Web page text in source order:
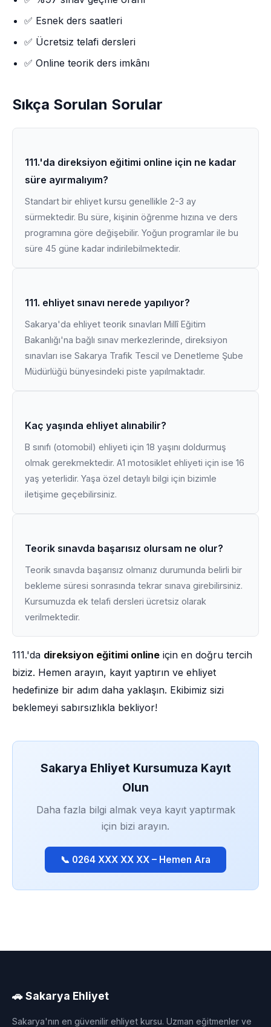
✅ Esnek ders saatleri
✅ Ücretsiz telafi dersleri
✅ Online teorik ders imkânı
Sıkça Sorulan Sorular
111.'da direksiyon eğitimi online için ne kadar
süre ayırmalıyım?
Standart bir ehliyet kursu genellikle 2-3 ay
sürmektedir. Bu süre, kişinin öğrenme hızına ve ders
programına göre değişebilir. Yoğun programlar ile bu
süre 45 güne kadar indirilebilmektedir.
111. ehliyet sınavı nerede yapılıyor?
Sakarya'da ehliyet teorik sınavları Millî Eğitim
Bakanlığı'na bağlı sınav merkezlerinde, direksiyon
sınavları ise Sakarya Trafik Tescil ve Denetleme Şube
Müdürlüğü bünyesindeki piste yapılmaktadır.
Kaç yaşında ehliyet alınabilir?
B sınıfı (otomobil) ehliyeti için 18 yaşını doldurmuş
olmak gerekmektedir. A1 motosiklet ehliyeti için ise 16
yaş yeterlidir. Yaşa özel detaylı bilgi için bizimle
iletişime geçebilirsiniz.
Teorik sınavda başarısız olursam ne olur?
Teorik sınavda başarısız olmanız durumunda belirli bir
bekleme süresi sonrasında tekrar sınava girebilirsiniz.
Kursumuzda ek telafi dersleri ücretsiz olarak
verilmektedir.
111.'da direksiyon eğitimi online için en doğru tercih
biziz. Hemen arayın, kayıt yaptırın ve ehliyet
hedefinize bir adım daha yaklaşın. Ekibimiz sizi
beklemeyi sabırsızlıkla bekliyor!
Sakarya Ehliyet Kursumuza Kayıt
Olun
Daha fazla bilgi almak veya kayıt yaptırmak
için bizi arayın.
📞 0264 XXX XX XX – Hemen Ara
🚗 Sakarya Ehliyet
Sakarya'nın en güvenilir ehliyet kursu. Uzman eğitmenler ve